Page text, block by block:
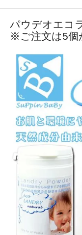
パウデオエコ
※ご注文は5個